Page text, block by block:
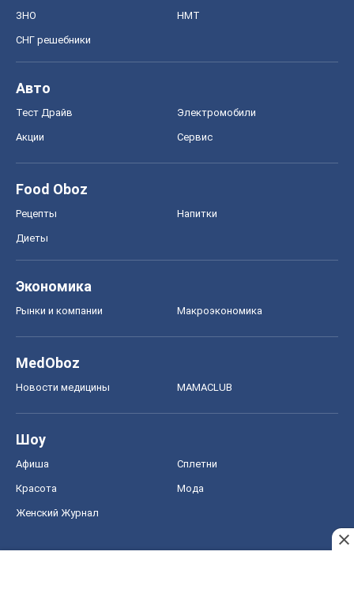
ЗНО НМТ
СНГ решебники
Авто
Тест Драйв Электромобили
Акции Сервис
Food Oboz
Рецепты Напитки
Диеты
Экономика
Рынки и компании Mакроэкономика
MedOboz
Новости медицины MAMACLUB
Шоу
Афиша Сплетни
Красота Мода
Женский Журнал